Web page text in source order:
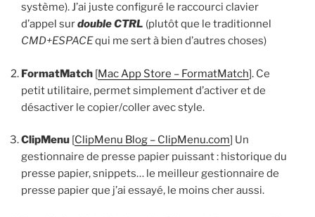
système). J’ai juste configuré le raccourci clavier
d’appel surdouble CTRL (plutôt que le traditionnel
CMD+ESPACEqui me sert à bien d’autres choses)
FormatMatch [Mac App Store – FormatMatch]. Ce
petit utilitaire, permet simplement d’activer et de
désactiver le copier/coller avec style.
ClipMenu [ClipMenu Blog – ClipMenu.com] Un
gestionnaire de presse papier puissant : historique du
presse papier, snippets… le meilleur gestionnaire de
presse papier que j’ai essayé, le moins cher aussi.